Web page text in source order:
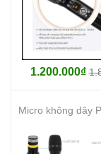
1.200.000₫
Micro không dây